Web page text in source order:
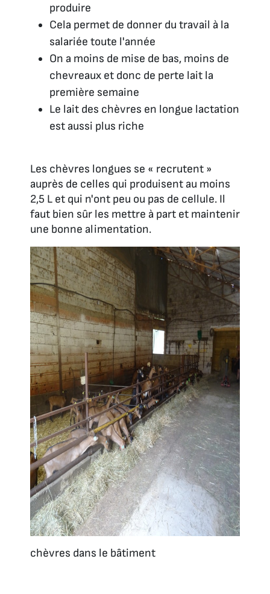
produire
Cela permet de donner du travail à la
salariée toute l'année
On a moins de mise de bas, moins de
chevreaux et donc de perte lait la
première semaine
Le lait des chèvres en longue lactation
est aussi plus riche
Les chèvres longues se « recrutent »
auprès de celles qui produisent au moins
2,5 L et qui n'ont peu ou pas de cellule. Il
faut bien sûr les mettre à part et maintenir
une bonne alimentation.
chèvres dans le bâtiment